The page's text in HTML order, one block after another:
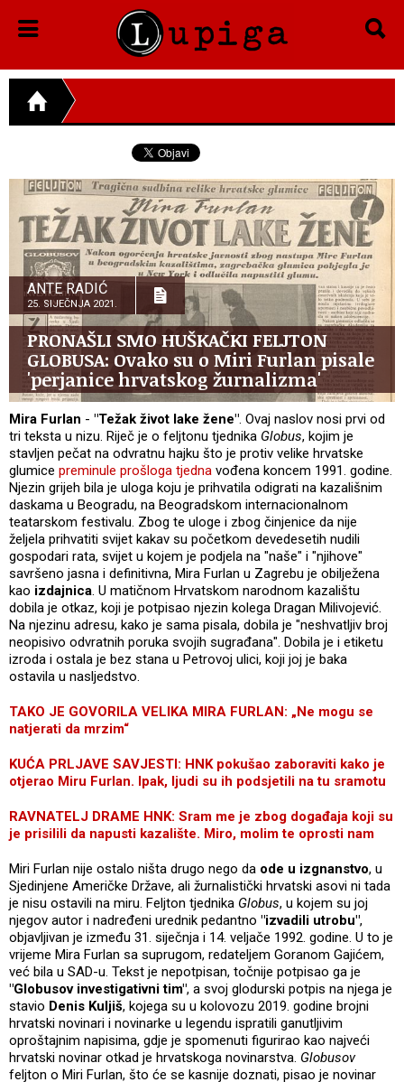
ANTE RADIĆ
25. SIJEČNJA 2021.
PRONAŠLI SMO HUŠKAČKI FELJTON
GLOBUSA: Ovako su o Miri Furlan pisale
'perjanice hrvatskog žurnalizma'
Mira Furlan - "Težak život lake žene". Ovaj naslov nosi prvi od
tri teksta u nizu. Riječ je o feljtonu tjednika Globus, kojim je
stavljen pečat na odvratnu hajku što je protiv velike hrvatske
glumice preminule prošloga tjedna vođena koncem 1991. godine.
Njezin grijeh bila je uloga koju je prihvatila odigrati na kazališnim
daskama u Beogradu, na Beogradskom internacionalnom
teatarskom festivalu. Zbog te uloge i zbog činjenice da nije
željela prihvatiti svijet kakav su početkom devedesetih nudili
gospodari rata, svijet u kojem je podjela na "naše" i "njihove"
savršeno jasna i definitivna, Mira Furlan u Zagrebu je obilježena
kao izdajnica. U matičnom Hrvatskom narodnom kazalištu
dobila je otkaz, koji je potpisao njezin kolega Dragan Milivojević.
Na njezinu adresu, kako je sama pisala, dobila je "neshvatljiv broj
neopisivo odvratnih poruka svojih sugrađana". Dobila je i etiketu
izroda i ostala je bez stana u Petrovoj ulici, koji joj je baka
ostavila u nasljedstvo.
TAKO JE GOVORILA VELIKA MIRA FURLAN: „Ne mogu se
natjerati da mrzim“
KUĆA PRLJAVE SAVJESTI: HNK pokušao zaboraviti kako je
otjerao Miru Furlan. Ipak, ljudi su ih podsjetili na tu sramotu
RAVNATELJ DRAME HNK: Sram me je zbog događaja koji su
je prisilili da napusti kazalište. Miro, molim te oprosti nam
Miri Furlan nije ostalo ništa drugo nego da ode u izgnanstvo, u
Sjedinjene Američke Države, ali žurnalistički hrvatski asovi ni tada
je nisu ostavili na miru. Feljton tjednika Globus, u kojem su joj
njegov autor i nadređeni urednik pedantno "izvadili utrobu",
objavljivan je između 31. siječnja i 14. veljače 1992. godine. U to je
vrijeme Mira Furlan sa suprugom, redateljem Goranom Gajićem,
već bila u SAD-u. Tekst je nepotpisan, točnije potpisao ga je
"Globusov investigativni tim", a svoj glodurski potpis na njega je
stavio Denis Kuljiš, kojega su u kolovozu 2019. godine brojni
hrvatski novinari i novinarke u legendu ispratili ganutljivim
oproštajnim napisima, gdje je spomenuti figurirao kao najveći
hrvatski novinar otkad je hrvatskoga novinarstva. Globusov
feljton o Miri Furlan, što će se kasnije doznati, pisao je novinar